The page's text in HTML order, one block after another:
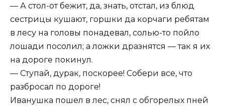
— А стол-от бежит, да, знать, отстал, из блюд
сестрицы кушают, горшки да корчаги ребятам
в лесу на головы понадевал, солью-то пойло
лошади посолил; а ложки дразнятся — так я их
на дороге покинул.
— Ступай, дурак, поскорее! Собери все, что
разбросал по дороге!
Иванушка пошел в лес, снял с обгорелых пней